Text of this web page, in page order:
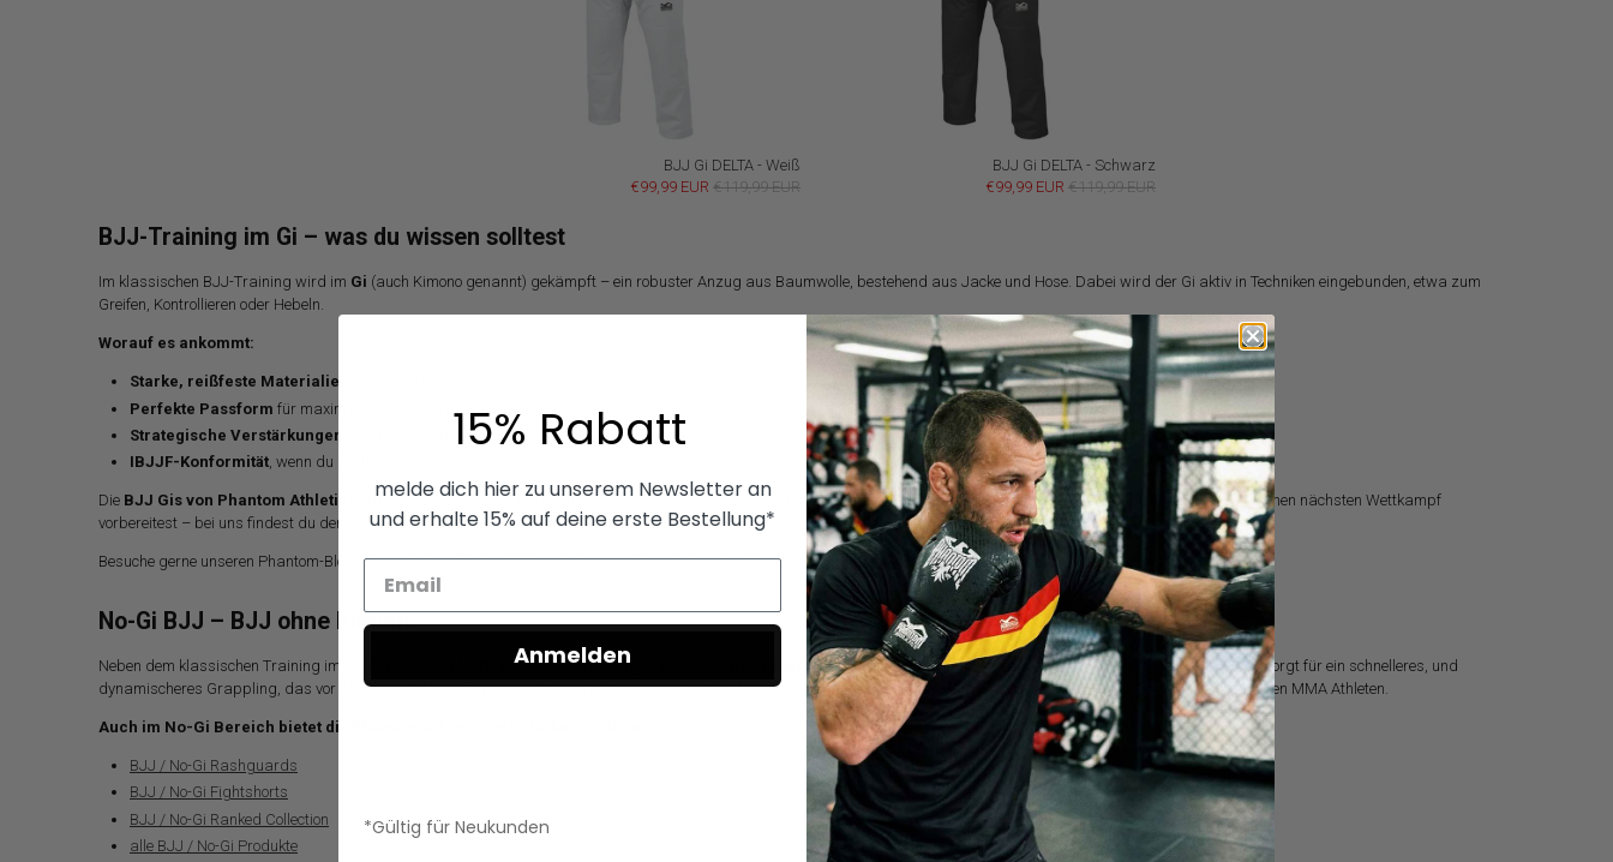
BJJ Gi DELTA - Weiß
€99,99 EUR €119,99 EUR
BJJ Gi DELTA - Schwarz
€99,99 EUR €119,99 EUR
BJJ-Training im Gi – was du wissen solltest
Im klassischen BJJ-Training wird im Gi (auch Kimono genannt) gekämpft – ein robuster Anzug aus Baumwolle, bestehend aus Jacke und Hose. Dabei wird der Gi aktiv in Techniken eingebunden, etwa zum
Greifen, Kontrollieren oder Hebeln.
Worauf es ankommt:
Starke, reißfeste Materialien
Perfekte Passform für maximale Bewegungsfreiheit
Strategische Verstärkungen
an Knie, Schritt und Schultern
IBJJF-Konformität, wenn du an Turnieren teilnehmen willst
Die BJJ Gis von Phantom Athletics
erfüllen genau diese Anforderungen: minimalistisch im Design, maximal in der Performance. Egal ob du Anfänger bist oder dich auf deinen nächsten Wettkampf
vorbereitest – bei uns findest du den passenden Gi für deinen Fight.
Besuche gerne unseren Phantom-Blog, wenn du dich für dasBJJ Gürtelsystemoder diekorrekte Reinigung und Pflege deines Gisinteressierst.
No-Gi BJJ – BJJ ohne Kimono
Neben dem klassischen Training im Gi gibt es auch No-Gi BJJ. Hier wird in enganliegenden Rashguardsund leichtenFightshorts
trainiert – also ganz ohne Kimono. Das sorgt für ein schnelleres, und
dynamischeres Grappling, das vor allem im MMA häufig eingesetzt wird. Da man auch im MMA keine Griffe am Gi machen kann, ist das No-Gi BJJ häufiger vertreten bei reinen MMA Athleten.
Auch im No-Gi Bereich bietet dir Phantom Athletics ein starkes Sortiment:
BJJ / No-Gi Rashguards
BJJ / No-Gi Fightshorts
BJJ / No-Gi Ranked Collection
alle BJJ / No-Gi Produkte
15% Rabatt
melde dich hier zu unserem Newsletter an
und erhalte 15% auf deine erste Bestellung*
Anmelden
*Gültig für Neukunden